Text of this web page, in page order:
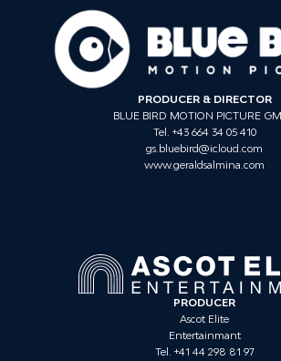
PRODUCER & DIRECTOR
BLUE BIRD MOTION PICTURE
Tel. +43 664 34 05 410
gs.bluebird@icloud.com
www.geraldsalmina.com
PRODUCER
Ascot Elite
Entertainmant
Tel. +41 44 298 81 97